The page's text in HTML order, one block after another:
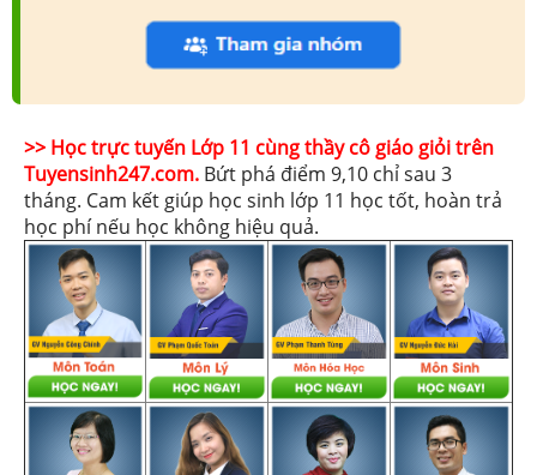
>> Học trực tuyến Lớp 11 cùng thầy cô giáo giỏi trên
Tuyensinh247.com. Bứt phá điểm 9,10 chỉ sau 3
tháng. Cam kết giúp học sinh lớp 11 học tốt, hoàn trả
học phí nếu học không hiệu quả.